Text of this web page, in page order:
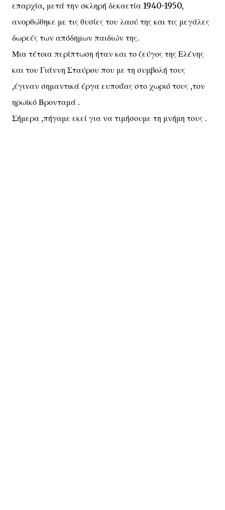
επαρχία, μετά την σκληρή δεκαετία 1940-1950,
ανορθώθηκε με τις θυσίες του λαού της και τις μεγάλες
δωρεές των απόδημων παιδιών της.
Μια τέτοια περίπτωση ήταν και το ζεύγος της Ελένης
και του Γιάννη Σταύρου που με τη συμβολή τους
,έγιναν σημαντικά έργα ευποιΐας στο χωριό τους ,τον
ηρωϊκό Βρονταμά .
Σήμερα ,πήγαμε εκεί για να τιμήσουμε τη μνήμη τους .